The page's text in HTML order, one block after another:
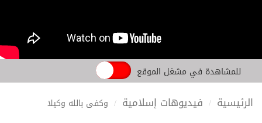
للمشاهدة في مشغل الموقع
الرئيسية فيديوهات إسلامية وكفى بالله وكيلا